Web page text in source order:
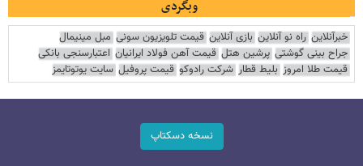
وبگردی
خبرآنلاین راه نو آنلاین بازی آنلاین قیمت تلویزیون سونی مبل مینیمال
جراح بینی گوشتی پرشین هتل قیمت آهن فولاد ایرانیان اعتبارسنجی بانکی
قیمت طلا امروز بلیط قطار شرکت رادوکو قیمت پروفیل سایت یوتوتایمز
نسخه دسکتاپ